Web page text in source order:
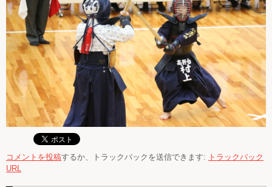
コメントを投稿するか、トラックバックを送信できます: トラックバック
URL